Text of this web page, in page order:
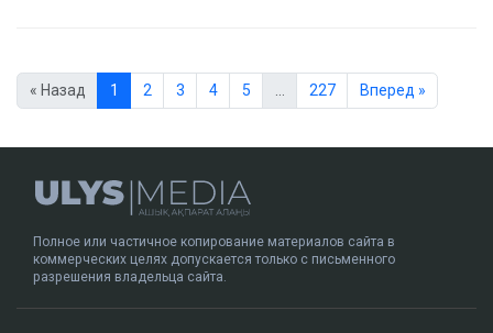
« Назад 1 2 3 4 5 … 227 Вперед »
Полное или частичное копирование материалов сайта в
коммерческих целях допускается только с письменного
разрешения владельца сайта.